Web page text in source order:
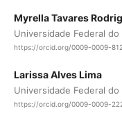
Myrella Tavares
Universidade Federal do
https://orcid.org/0009-0009-
Larissa Alves Lima
Universidade Federal do
https://orcid.org/0009-0009-